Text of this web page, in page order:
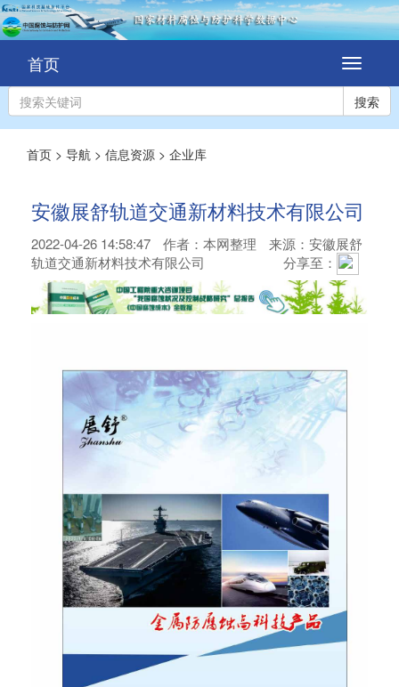
切
换
导
航
首页
搜索
首页 > 导航 > 信息资源 > 企业库
安徽展舒轨道交通新材料技术有限公司
2022-04-26 14:58:47 作者： 本网整理
来源：安徽展舒
轨道交通新材料技术有限公司
分享至：